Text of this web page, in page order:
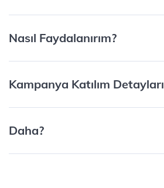
Nasıl Faydalanırım?
Kampanya Katılım
Daha?